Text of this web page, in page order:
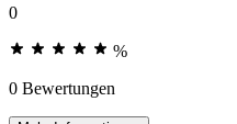
0
%
0 Bewertungen